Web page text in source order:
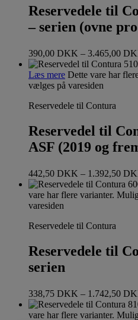
Reservedele til
– serien (ovne
390,00 DKK – 3.465,00
Læs mere Dette vare har
vælges på varesiden
Reservedele til Contura
Reservedel til
ASF (2019 og
442,50 DKK – 1.392,50
vare har flere varianter.
varesiden
Reservedele til Contura
Reservedele til
serien
338,75 DKK – 1.742,50
vare har flere varianter.